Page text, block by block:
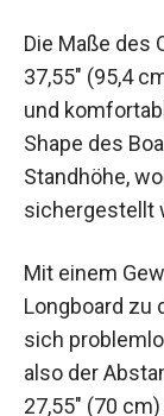
betragen
ein stabiles
ermöglicht.
eine niedrige
Balance
Longboard zu
sich
also der
27,55″ (70